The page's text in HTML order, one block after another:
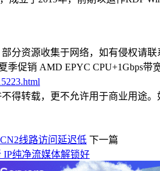
分资源收集于网络，如有侵权请联
促销 AMD EPYC CPU+1Gbps带
得转载，更不允许用于商业用途。
线路访问延迟低 下一篇
IP纯净流媒体解锁好